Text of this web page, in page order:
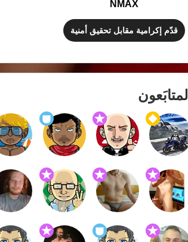
NMAX
قدّم إكرامية مقابل تحقيق أمنية
المتابَعون